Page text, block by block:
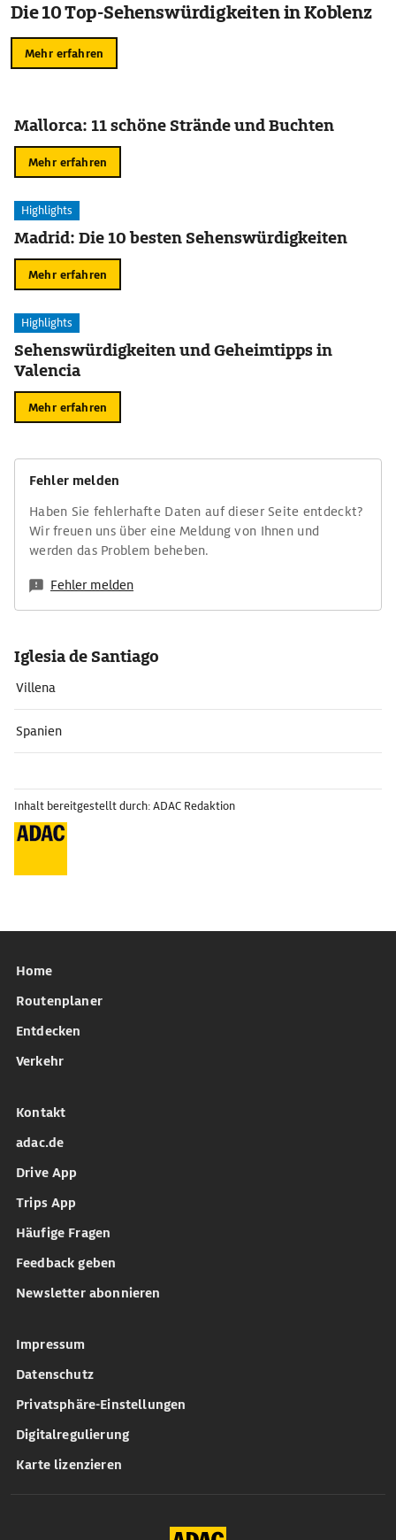
Die 10 Top-Sehenswürdigkeiten in Koblenz
Mehr erfahren
Mallorca: 11 schöne Strände und Buchten
Mehr erfahren
Highlights
Madrid: Die 10 besten Sehenswürdigkeiten
Mehr erfahren
Highlights
Sehenswürdigkeiten und Geheimtipps in
Valencia
Mehr erfahren
Fehler melden
Haben Sie fehlerhafte Daten auf dieser Seite entdeckt?
Wir freuen uns über eine Meldung von Ihnen und
werden das Problem beheben.
Fehler melden
Iglesia de Santiago
Villena
Spanien
Inhalt bereitgestellt durch: ADAC Redaktion
Home
Routenplaner
Entdecken
Verkehr
Kontakt
adac.de
Drive App
Trips App
Häufige Fragen
Feedback geben
Newsletter abonnieren
Impressum
Datenschutz
Privatsphäre-Einstellungen
Digitalregulierung
Karte lizenzieren